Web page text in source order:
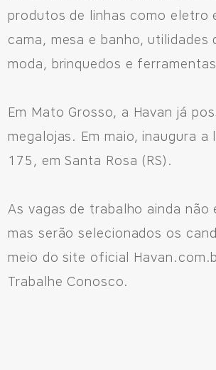
produtos de linhas como eletro
cama, mesa e banho, utilidades
moda, brinquedos e
Em Mato Grosso, a Havan já
megalojas. Em maio, inaugura a
175, em Santa Rosa (RS).
As vagas de trabalho ainda não
mas serão selecionados os
meio do site oficial
Trabalhe Conosco.